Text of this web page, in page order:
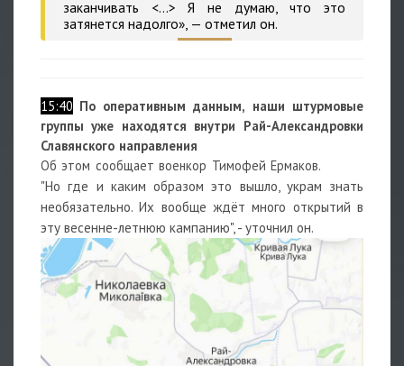
заканчивать <…> Я не думаю, что это
затянется надолго», — отметил он.
15:40 По оперативным данным, наши штурмовые
группы уже находятся внутри Рай-Александровки
Славянского направления
Об этом сообщает военкор Тимофей Ермаков.
"Но где и каким образом это вышло, украм знать
необязательно. Их вообще ждёт много открытий в
эту весенне-летнюю кампанию", - уточнил он.